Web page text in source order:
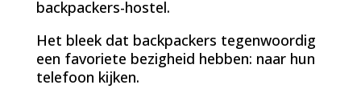
backpackers-hostel.
Het bleek dat backpackers tegenwoordig
een favoriete bezigheid hebben: naar hun
telefoon kijken.